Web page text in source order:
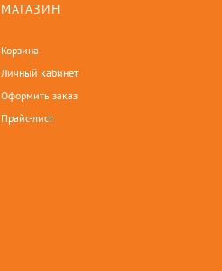
МАГАЗИН
Корзина
Личный кабинет
Оформить заказ
Прайс-лист